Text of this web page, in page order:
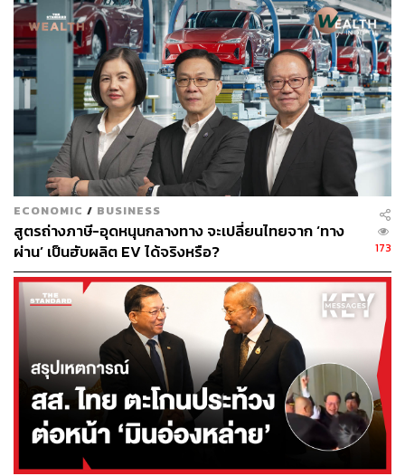
ทำไมแลนด์บริดจ์ทดแทนช่องแคบมะละกาไม่ได้
รศ.ดร.สมพงษ์เปิดประเด็นว่า แลนด์บริดจ์ของไทยไม่สามารถ
ทดแทนช่องแคบมะละกาได้ในทางความเป็นจริง เพราะ
พฤติกรรมของเรือแต่ละประเภท เช่น เรือน้ำมัน, เรือเทกอง
แห้ง และเรือคอนเทนเนอร์ ก็มีเส้นทางและรูปแบบการขนส่ง
ข้ามฝั่งที่ต่างกัน ขณะที่เรือสินค้าขนาดใหญ่ก็มีเส้นทาง
ช่องแคบสำรองอื่นอยู่แล้ว เช่น ช่องแคบซุนดาและลอมบอก
ECONOMIC / BUSINESS
สูตรถ่างภาษี-อุดหนุนกลางทาง จะเปลี่ยนไทยจาก ‘ทาง
ผ่าน’ เป็นฮับผลิต EV ได้จริงหรือ?
173